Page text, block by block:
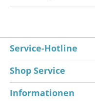
Service-Hotline
Shop Service
Informationen